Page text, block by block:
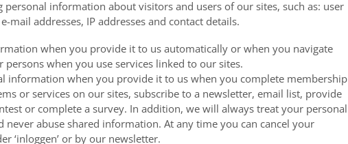
information about visitors and users of our sites, such as: user
mail addresses, IP addresses and contact details.
when you provide it to us automatically or when you navigate
when you use services linked to our sites.
information when you provide it to us when you complete membership
or services on our sites, subscribe to a newsletter, email list, provide
or complete a survey. In addition, we will always treat your personal
abuse shared information. At any time you can cancel your
‘inloggen’ or by our newsletter.